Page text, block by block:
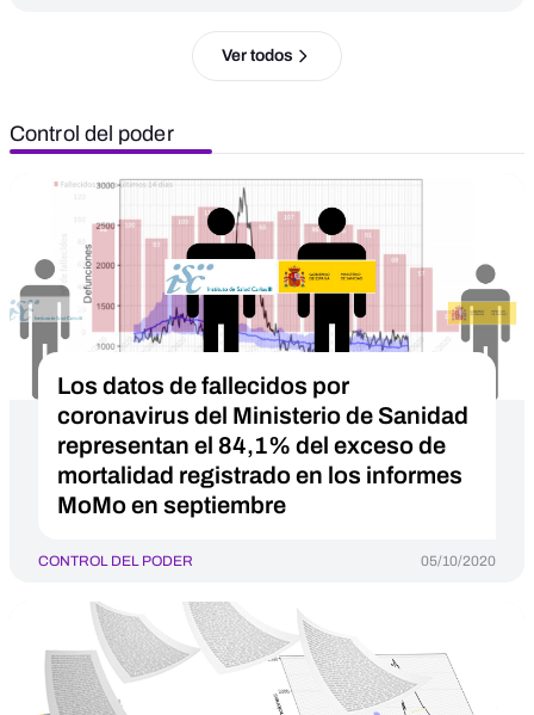
Ver todos
Control del poder
Los datos de fallecidos por
coronavirus del Ministerio de Sanidad
representan el 84,1% del exceso de
mortalidad registrado en los informes
MoMo en septiembre
CONTROL DEL PODER 05/10/2020